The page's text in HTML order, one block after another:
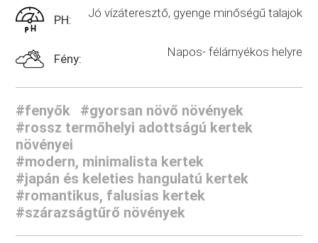
PH: Jó vízáteresztő, gyenge minőségű talajok
Fény: Napos- félárnyékos helyre
#fenyők
#gyorsan növő növények
#rossz termőhelyi adottságú kertek
növényei
#modern, minimalista kertek
#japán és keleties hangulatú kertek
#romantikus, falusias kertek
#szárazságtűrő növények